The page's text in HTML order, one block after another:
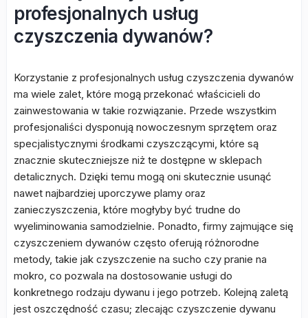
profesjonalnych usług
czyszczenia dywanów?
Korzystanie z profesjonalnych usług czyszczenia dywanów
ma wiele zalet, które mogą przekonać właścicieli do
zainwestowania w takie rozwiązanie. Przede wszystkim
profesjonaliści dysponują nowoczesnym sprzętem oraz
specjalistycznymi środkami czyszczącymi, które są
znacznie skuteczniejsze niż te dostępne w sklepach
detalicznych. Dzięki temu mogą oni skutecznie usunąć
nawet najbardziej uporczywe plamy oraz
zanieczyszczenia, które mogłyby być trudne do
wyeliminowania samodzielnie. Ponadto, firmy zajmujące się
czyszczeniem dywanów często oferują różnorodne
metody, takie jak czyszczenie na sucho czy pranie na
mokro, co pozwala na dostosowanie usługi do
konkretnego rodzaju dywanu i jego potrzeb. Kolejną zaletą
jest oszczędność czasu; zlecając czyszczenie dywanu